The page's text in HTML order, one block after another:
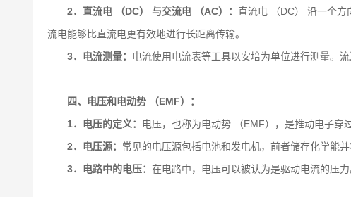
2．直流电 （DC） 与交流电 （AC）： 直流电 （DC） 沿一个
流电能够比直流电更有效地进行长距离传输。
3．电流测量： 电流使用电流表等工具以安培为单位进行测量。
四、电压和电动势 （EMF）：
1．电压的定义： 电压，也称为电动势 （EMF），是推动电子穿
2．电压源： 常见的电压源包括电池和发电机，前者储存化学能
3．电路中的电压： 在电路中，电压可以被认为是驱动电流的压